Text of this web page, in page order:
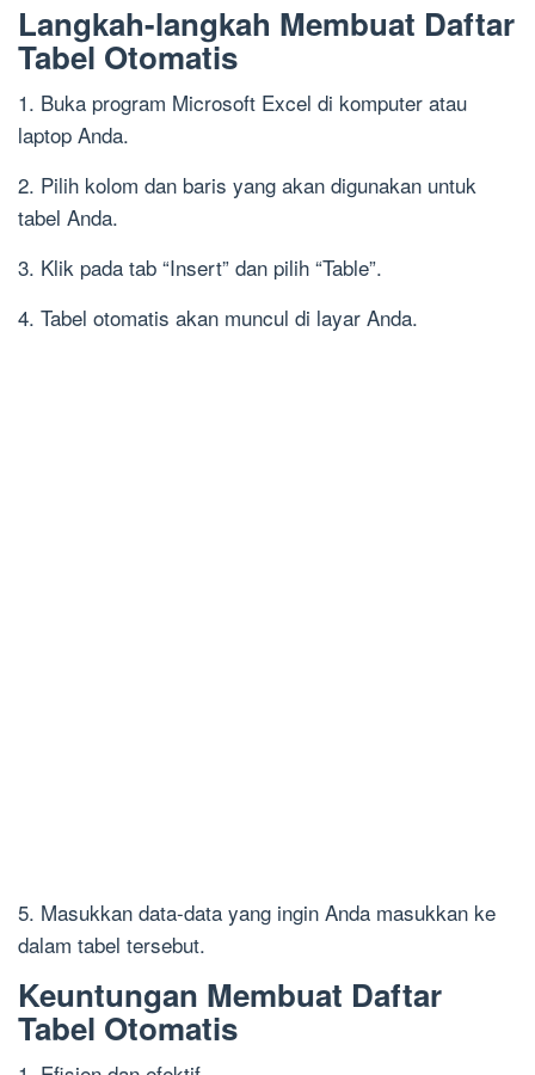
Langkah-langkah Membuat Daftar
Tabel Otomatis
1. Buka program Microsoft Excel di komputer atau
laptop Anda.
2. Pilih kolom dan baris yang akan digunakan untuk
tabel Anda.
3. Klik pada tab “Insert” dan pilih “Table”.
4. Tabel otomatis akan muncul di layar Anda.
5. Masukkan data-data yang ingin Anda masukkan ke
dalam tabel tersebut.
Keuntungan Membuat Daftar
Tabel Otomatis